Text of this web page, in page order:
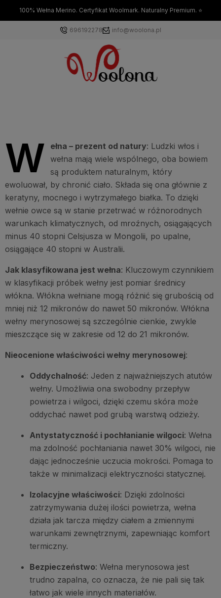
100% Wełna Merino. Certyfikat Woolmark. Naturalny Premium. ⭐
696192278 info@woolona.pl
W ełna – prezent od natury: Ludzki włos i
wełna mają wiele wspólnego, oba bowiem
są produktem naturalnym, który
ewoluował, by chronić ciało. Składa się ona głównie z
keratyny, mocnego i wytrzymałego białka. To dzięki
wełnie owce są w stanie przetrwać w różnorodnych
warunkach klimatycznych, od mroźnych, osiągających
minus 40 stopni Celsjusza w Mongolii, po upalne,
osiągające 40 stopni w Australii.
Jak klasyfikowana jest wełna: Kluczowym czynnikiem
w klasyfikacji próbek wełny jest pomiar średnicy
włókna. Włókna wełniane mogą różnić się grubością od
mniej niż 12 mikronów do nawet 50 mikronów. Włókna
wełny merynosowej są szczególnie cienkie, zwykle
mieszczące się w zakresie od 12 do 21 mikronów.
Nieocenione właściwości wełny merynosowej:
Oddychalność: Jeden z najważniejszych atutów
wełny. Umożliwia ona swobodny przepływ
powietrza i wilgoci, dzięki czemu skóra może
oddychać nawet pod grubą warstwą odzieży.
Antystatyczność i pochłanianie wilgoci: Wełna
ma zdolność pochłaniania nawet 30% wilgoci, nie
dając jednocześnie uczucia mokrości. Pomaga to
także w minimalizacji elektryczności statycznej.
Izolacyjne właściwości: Dzięki zdolności
zatrzymywania dużej ilości powietrza, wełna
działa jak tarcza między ciałem a zmiennymi
warunkami zewnętrznymi, zapewniając komfort
termiczny.
Bezpieczeństwo: Wełna merynosowa jest
trudno zapalna, co oznacza, że nie pali się tak
łatwo jak wiele innych materiałów.